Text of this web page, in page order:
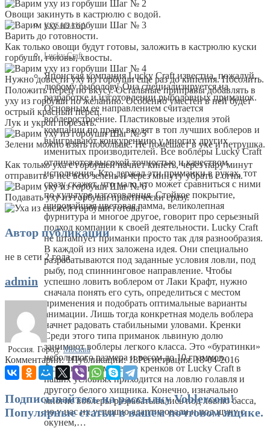
KOSADAKA
Lucky Craft
Японская компания Lucky Craft известна, пожалуй,
любому рыболову. Она специализируется на
разработке и изготовлении рыболовных приманок.
Основным ее направлением считается
воблеростроение. Пластиковые изделия этой
компании по праву входят в топ лучших воблеров и
выигрывают конкуренцию у многих других
именитых производителей. Все воблеры Lucky Craft
отличаются высокой точностью и качеством
исполнения. Кто держал эти приманки в руках, тот
сразу скажет, что мало кто может сравниться с ними
по культуре изготовления. Стойкое покрытие,
широчайшая цветовая гамма, великолепная
фурнитура и многое другое, говорит про серьезный
подход компании к своей деятельности. Lucky Craft
не штампует приманки просто так для разнообразия.
В каждой из них заложена идея. Они специально
разрабатываются под заданные условия ловли, под
рыбу, под спиннинговое направление. Чтобы
успешно ловить воблером от Лаки Крафт, нужно
сначала понять его суть, определиться с местом
применения и подобрать оптимальные варианты
анимации. Лишь тогда конкретная модель воблера
начнет радовать стабильными уловами. Кренки
Среди этого типа приманок львиную долю
занимают воблеры легкого класса. Это «буратинки»
небольшого размера и весом до 10 граммов.
Основное применение кренков от Lucky Craft в
наших условиях приходится на ловлю голавля и
другого белого хищника. Конечно, изначально
многие воблеры разрабатывались под ловлю басса,
но у нас их успешно адаптировали и под щуку с
окунем,…
Овощи закинуть в кастрюлю с водой.
Варить до готовности.
Как только овощи будут готовы, заложить в кастрюлю куски
горбуши, головы, хвосты.
Нужно довести уху из горбуши еще раз до кипения. Посолить.
Положить перец по вкусу. Остальные приправы добавлять в
уху из горбуши по желанию. Особенно уместен в ней будет
острый красный перец.
Лук и укроп порезать.
Зелени можно взять побольше. Не помешает в ухе и петрушка.
Как только уха с горбушей начнет кипеть, через пару минут
отправить в неё всю зелень и через минуту убрать с огня.
Подавать уху из горбуши практически сразу.
Автор публикации
не в сети 2 года
admin
Россия. Город:Москва
Комментарии: 1Публикации: 18Регистрация: 18-04-2016
Подписывайтесь на рассылку Voblercom!
Популярные статьи в вашем почтовом ящике.